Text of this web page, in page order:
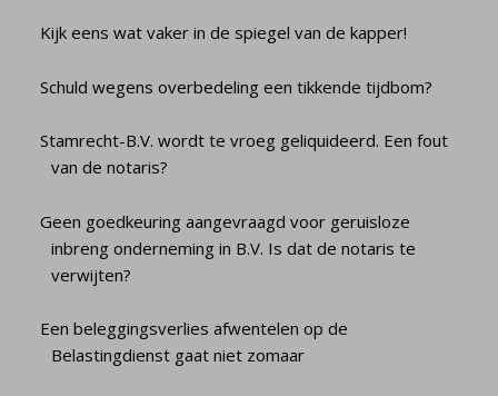
Kijk eens wat vaker in de spiegel van de kapper!
Schuld wegens overbedeling een tikkende tijdbom?
Stamrecht-B.V. wordt te vroeg geliquideerd. Een fout
van de notaris?
Geen goedkeuring aangevraagd voor geruisloze
inbreng onderneming in B.V. Is dat de notaris te
verwijten?
Een beleggingsverlies afwentelen op de
Belastingdienst gaat niet zomaar